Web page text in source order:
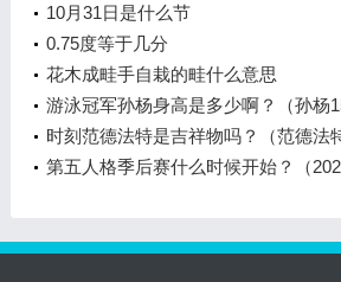
时间？）
10月31日是什么节
0.75度等于几分
花木成畦手自栽的畦什么意思
游泳冠军孙杨身高是多少啊？（孙杨
是多少？）
时刻范德法特是吉祥物吗？（范德法
是影子前锋？）
第五人格季后赛什么时候开始？（